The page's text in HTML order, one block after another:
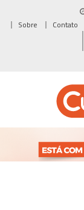
Sobre
Contato